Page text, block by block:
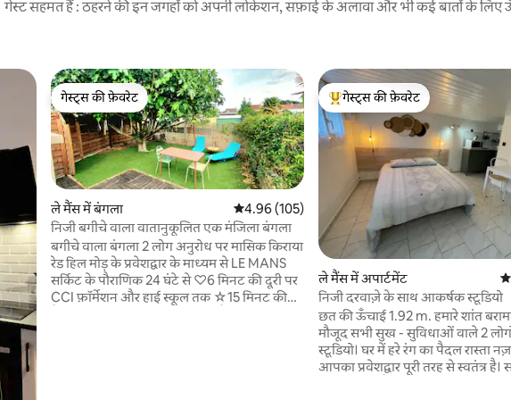
गेस्ट सहमत हैं : ठहरने की इन जगहों को अपनी लोकेशन, सफ़ाई के अलावा और भी कई बातों के लिए
गेस्ट्स की फ़ेवरेट
गेस्ट्स की फ़ेवरेट
ले मैंस में बंगला औसत रेटिंग 5 में से 4.96, 105 समीक्षाएँ
4.96 (105)
निजी बगीचे वाला वातानुकूलित एक मंजिला बंगला
बगीचे वाला बंगला 2 लोग अनुरोध पर मासिक किराया
रेड हिल मोड़ के प्रवेशद्वार के माध्यम से LE MANS
सर्किट के पौराणिक 24 घंटे से ♡6 मिनट की दूरी पर
CCI फ़ॉर्मेशन और हाई स्कूल तक ☆15 मिनट की
गेस्ट्स का टॉप फ़ेवरेट
गेस्ट्स की फ़ेवरेट
ले मैंस में अपार्टमेंट
निजी दरवाज़े के साथ आकर्षक स्टूडियो
छत की ऊँचाई 1.92 m. हमारे शांत बरामदे के नीचे
मौजूद सभी सुख - सुविधाओं वाले 2
स्टूडियो। घर में हरे रंग का पैदल रास्ता
आपका प्रवेशद्वार पूरी तरह से स्वतंत्र है। सड़क पर